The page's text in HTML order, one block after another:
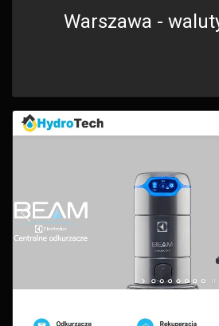
Warszawa -